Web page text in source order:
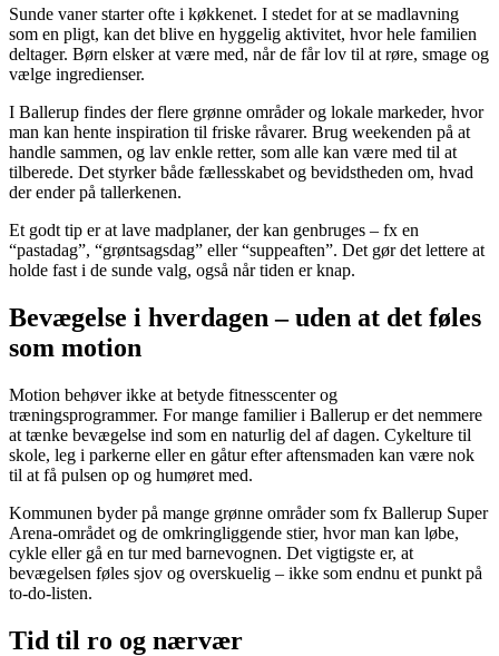
Sunde vaner starter ofte i køkkenet. I stedet for at se madlavning
som en pligt, kan det blive en hyggelig aktivitet, hvor hele familien
deltager. Børn elsker at være med, når de får lov til at røre, smage og
vælge ingredienser.
I Ballerup findes der flere grønne områder og lokale markeder, hvor
man kan hente inspiration til friske råvarer. Brug weekenden på at
handle sammen, og lav enkle retter, som alle kan være med til at
tilberede. Det styrker både fællesskabet og bevidstheden om, hvad
der ender på tallerkenen.
Et godt tip er at lave madplaner, der kan genbruges – fx en
“pastadag”, “grøntsagsdag” eller “suppeaften”. Det gør det lettere at
holde fast i de sunde valg, også når tiden er knap.
Bevægelse i hverdagen – uden at det føles
som motion
Motion behøver ikke at betyde fitnesscenter og
træningsprogrammer. For mange familier i Ballerup er det nemmere
at tænke bevægelse ind som en naturlig del af dagen. Cykelture til
skole, leg i parkerne eller en gåtur efter aftensmaden kan være nok
til at få pulsen op og humøret med.
Kommunen byder på mange grønne områder som fx Ballerup Super
Arena-området og de omkringliggende stier, hvor man kan løbe,
cykle eller gå en tur med barnevognen. Det vigtigste er, at
bevægelsen føles sjov og overskuelig – ikke som endnu et punkt på
to-do-listen.
Tid til ro og nærvær